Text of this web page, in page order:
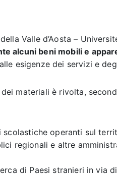
Valle d’Aosta –
alcuni beni mobili e
esigenze dei servizi e
dei materiali è rivolta,
scolastiche operanti sul
regionali e altre
di Paesi stranieri in via